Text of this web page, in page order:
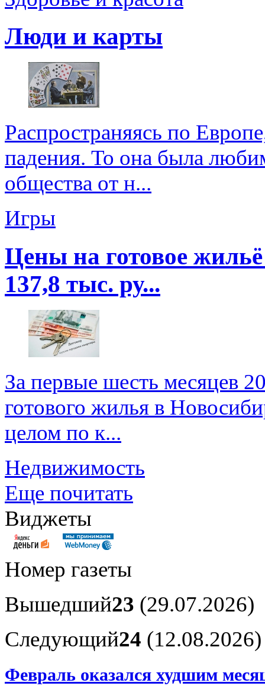
Люди и карты
Распространяясь по
падения. То она была
общества от н...
Игры
Цены на готовое
137,8 тыс. ру...
За первые шесть месяцев
готового жилья в
целом по к...
Недвижимость
Еще почитать
Виджеты
Номер газеты
Вышедший23 (29.07.2026)
Следующий24 (12.08.2026)
Февраль оказался худшим